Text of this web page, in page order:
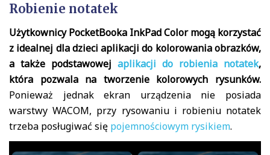
Robienie notatek
Użytkownicy PocketBooka InkPad Color mogą korzystać
z idealnej dla dzieci aplikacji do kolorowania obrazków,
a także podstawowej aplikacji do robienia notatek,
która pozwala na tworzenie kolorowych rysunków.
Ponieważ jednak ekran urządzenia nie posiada
warstwy WACOM, przy rysowaniu i robieniu notatek
trzeba posługiwać się pojemnościowym rysikiem.